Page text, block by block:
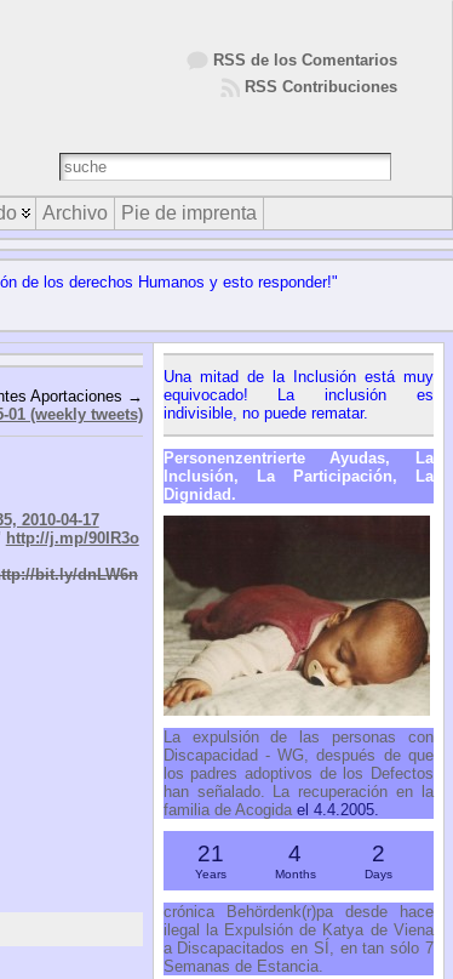
RSS de los Comentarios
RSS Contribuciones
Archivo Pie de imprenta
de los derechos Humanos y esto responder!"
Aportaciones →
01 (weekly tweets)
2010-04-17
http://j.mp/90IR3o
bit.ly/dnLW6n
Una mitad de la Inclusión está muy
equivocado! La inclusión es
indivisible, no puede rematar.
Personenzentrierte Ayudas, La
Inclusión, La Participación, La
Dignidad.
La expulsión de las personas con
Discapacidad - WG, después de que
los padres adoptivos de los Defectos
han señalado. La recuperación en la
familia de Acogidael 4.4.2005.
21
Years
4
Months
2
Days
crónica Behördenk(r)pa desde hace
ilegal la Expulsión de Katya de Viena
a Discapacitados en SÍ, en tan sólo 7
Semanas de Estancia.